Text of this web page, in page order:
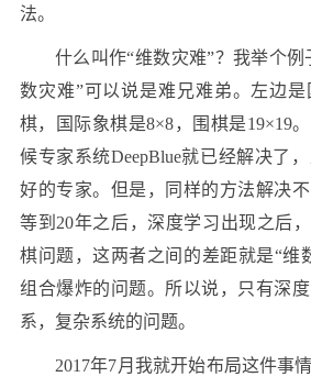
法。
什么叫作“维数灾难”？我举个例
数灾难”可以说是难兄难弟。左边
棋，国际象棋是8×8，围棋是19×19
候专家系统DeepBlue就已经解决了
好的专家。但是，同样的方法解决
等到20年之后，深度学习出现之后
棋问题，这两者之间的差距就是“维
组合爆炸的问题。所以说，只有深
系，复杂系统的问题。
2017年7月我就开始布局这件事